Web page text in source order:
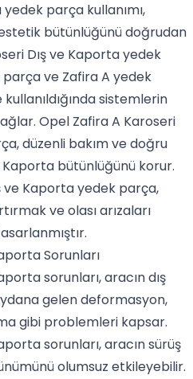
parça kullanımı,
bütünlüğünü doğrudan
Dış ve Kaporta yedek
ve Zafira A yedek
sistemlerin
Opel Zafira A Karoseri
düzenli bakım ve doğru
Kaporta bütünlüğünü korur.
ve Kaporta yedek parça,
ve olası arızaları
Sorunları
sorunları, aracın dış
gelen deformasyon,
gibi problemleri kapsar.
sorunları, aracın sürüş
olumsuz etkileyebilir.